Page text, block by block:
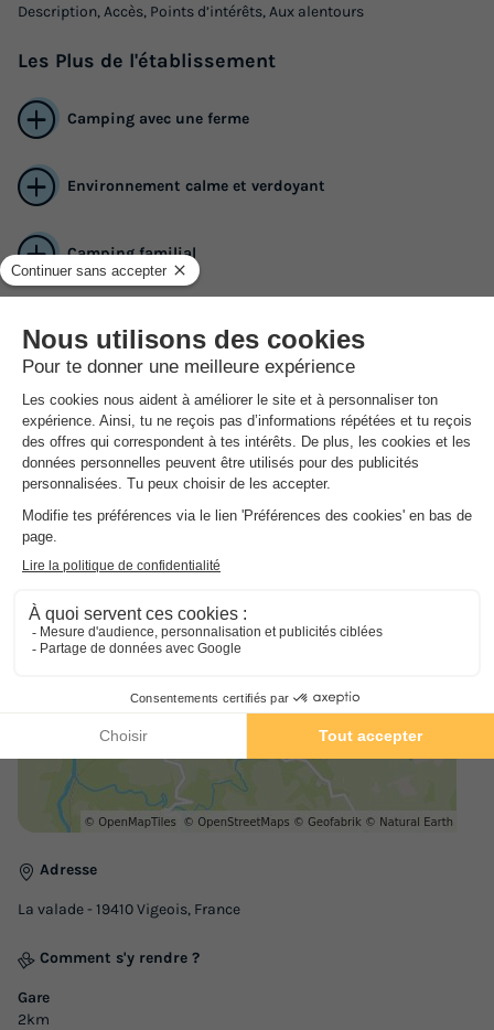
Description, Accès, Points d’intérêts, Aux alentours
Les Plus de l'établissement
Camping avec une ferme
Environnement calme et verdoyant
Camping familial
La Valade à Vigeois (19410) en Corrèze dans la région Limousin.
Les animaux sont autorisés en haute et basse saison. Ce camping
est classé comme camping à la ferme.
Sur place vous pourrez aller à la ferme pédagogique, vous pourrez
faire de l'équitation, du volley.
Sur place le camping vous propose un service de dépôt de pain,
une borne internet ainsi que des sanitaires, comprenant 1 douches
individuelles, machines à laver, sèche-linges.
Adresse
La valade - 19410 Vigeois, France
Comment s'y rendre ?
Gare
2km